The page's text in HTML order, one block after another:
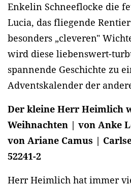
Enkelin Schneeflocke die
Lucia, das fliegende
besonders „cleveren"
wird diese liebenswert-
spannende Geschichte zu
Adventskalender der
Der kleine Herr Heimlich
Weihnachten | von Anke
von Ariane Camus |
52241-2
Herr Heimlich hat immer